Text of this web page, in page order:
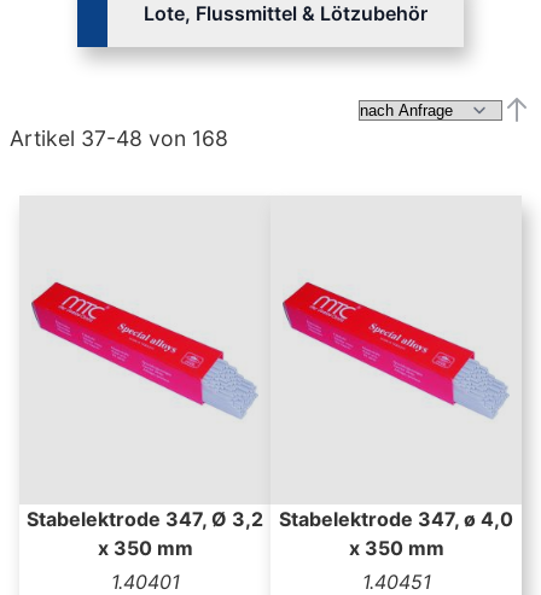
Lote, Flussmittel & Lötzubehör
Artikel 37-48 von 168
Stabelektrode 347, Ø 3,2
x 350 mm
1.40401
Stabelektrode 347, ø 4,0
x 350 mm
1.40451